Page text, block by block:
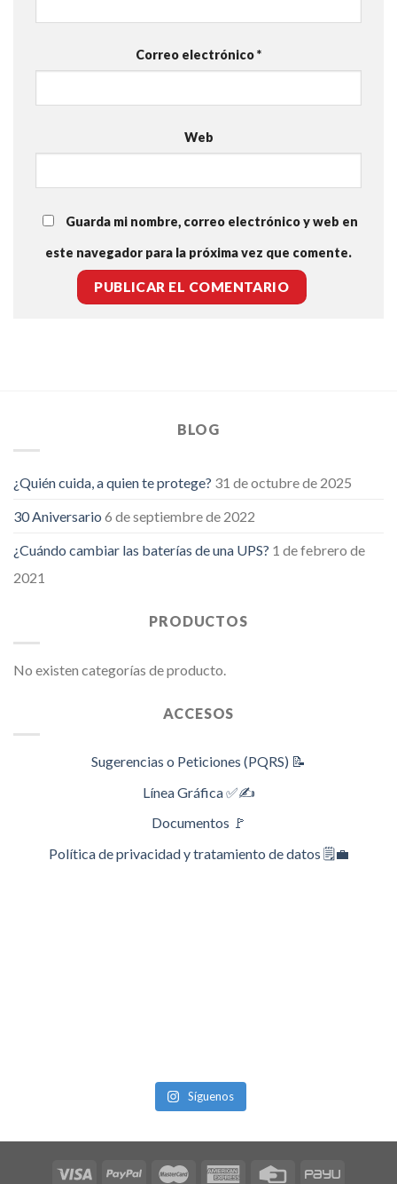
Correo electrónico*
Web
Guarda mi nombre, correo electrónico y web en
este navegador para la próxima vez que comente.
BLOG
¿Quién cuida, a quien te protege? 31 de octubre de 2025
30 Aniversario 6 de septiembre de 2022
¿Cuándo cambiar las baterías de una UPS? 1 de febrero de
2021
PRODUCTOS
No existen categorías de producto.
ACCESOS
Sugerencias o Peticiones (PQRS) 📝
Línea Gráfica ✅✍️
Documentos 🚩
Política de privacidad y tratamiento de datos 🗒️💼
Síguenos